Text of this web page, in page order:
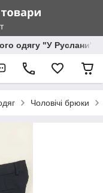
одягу "У Руслани"
Чоловічі брюки